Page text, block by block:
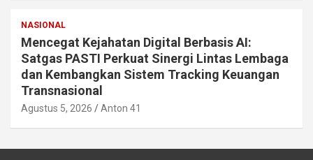
NASIONAL
Mencegat Kejahatan Digital Berbasis AI:
Satgas PASTI Perkuat Sinergi Lintas Lembaga
dan Kembangkan Sistem Tracking Keuangan
Transnasional
Agustus 5, 2026 Anton 41